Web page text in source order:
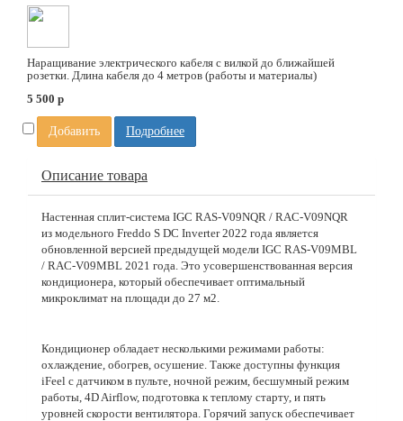
Наращивание электрического кабеля с вилкой до ближайшей
розетки. Длина кабеля до 4 метров (работы и материалы)
5 500 p
Добавить Подробнее
Описание товара
Настенная сплит-система IGC RAS-V09NQR / RAC-V09NQR
из модельного Freddo S DC Inverter 2022 года является
обновленной версией предыдущей модели IGC RAS-V09MBL
/ RAC-V09MBL 2021 года. Это усовершенствованная версия
кондиционера, который обеспечивает оптимальный
микроклимат на площади до 27 м2.
Кондиционер обладает несколькими режимами работы:
охлаждение, обогрев, осушение. Также доступны функция
iFeel с датчиком в пульте, ночной режим, бесшумный режим
работы, 4D Airflow, подготовка к теплому старту, и пять
уровней скорости вентилятора. Горячий запуск обеспечивает